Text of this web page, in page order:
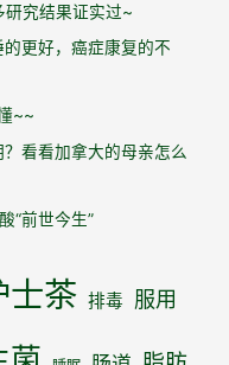
研究结果证实过~
更好，癌症康复的不
~~
看看加拿大的母亲怎么
“前世今生”
士茶 排毒 服用